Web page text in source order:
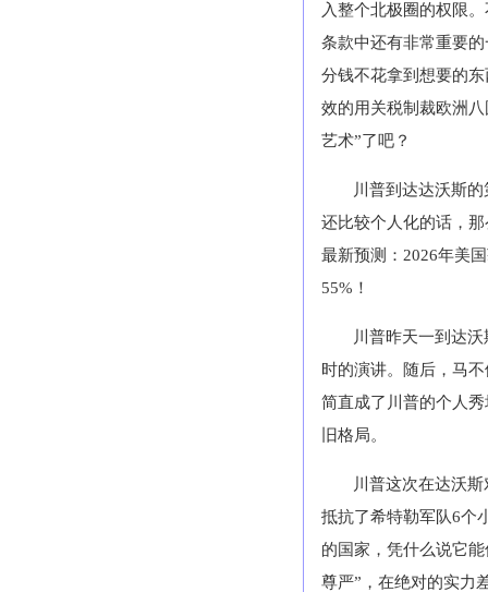
入整个北极圈的权限
条款中还有非常重要
分钱不花拿到想要的
效的用关税制裁欧洲
艺术”了吧？
川普到达达沃斯
还比较个人化的话，
最新预测：2026年美
55%！
川普昨天一到达
时的演讲。随后，马
简直成了川普的个人
旧格局。
川普这次在达沃
抵抗了希特勒军队6个
的国家，凭什么说它
尊严”，在绝对的实力